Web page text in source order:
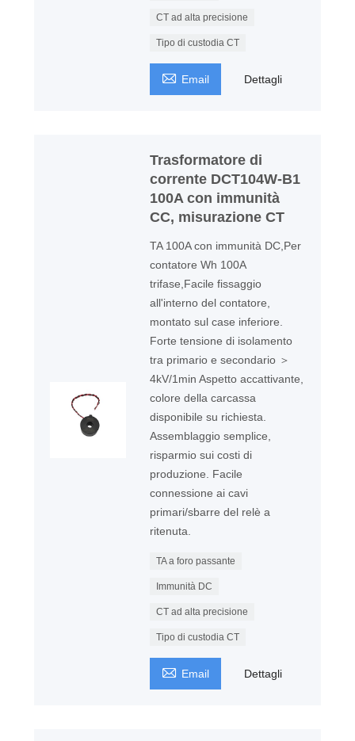
CT ad alta precisione
Tipo di custodia CT
 Email Dettagli
Trasformatore di
corrente DCT104W-B1
100A con immunità
CC, misurazione CT
TA 100A con immunità DC,Per
contatore Wh 100A
trifase,Facile fissaggio
all'interno del contatore,
montato sul case inferiore.
Forte tensione di isolamento
tra primario e secondario ＞
4kV/1min Aspetto accattivante,
colore della carcassa
disponibile su richiesta.
Assemblaggio semplice,
risparmio sui costi di
produzione. Facile
connessione ai cavi
primari/sbarre del relè a
ritenuta.
TA a foro passante
Immunità DC
CT ad alta precisione
Tipo di custodia CT
 Email Dettagli